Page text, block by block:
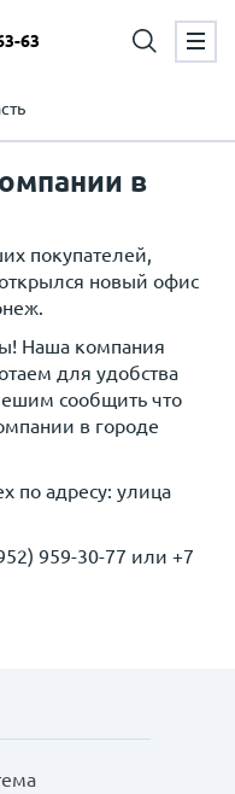
63
в
покупателей,
новый офис
Наша компания
для удобства
сообщить что
в городе
по адресу: улица
959-30-77 или +7